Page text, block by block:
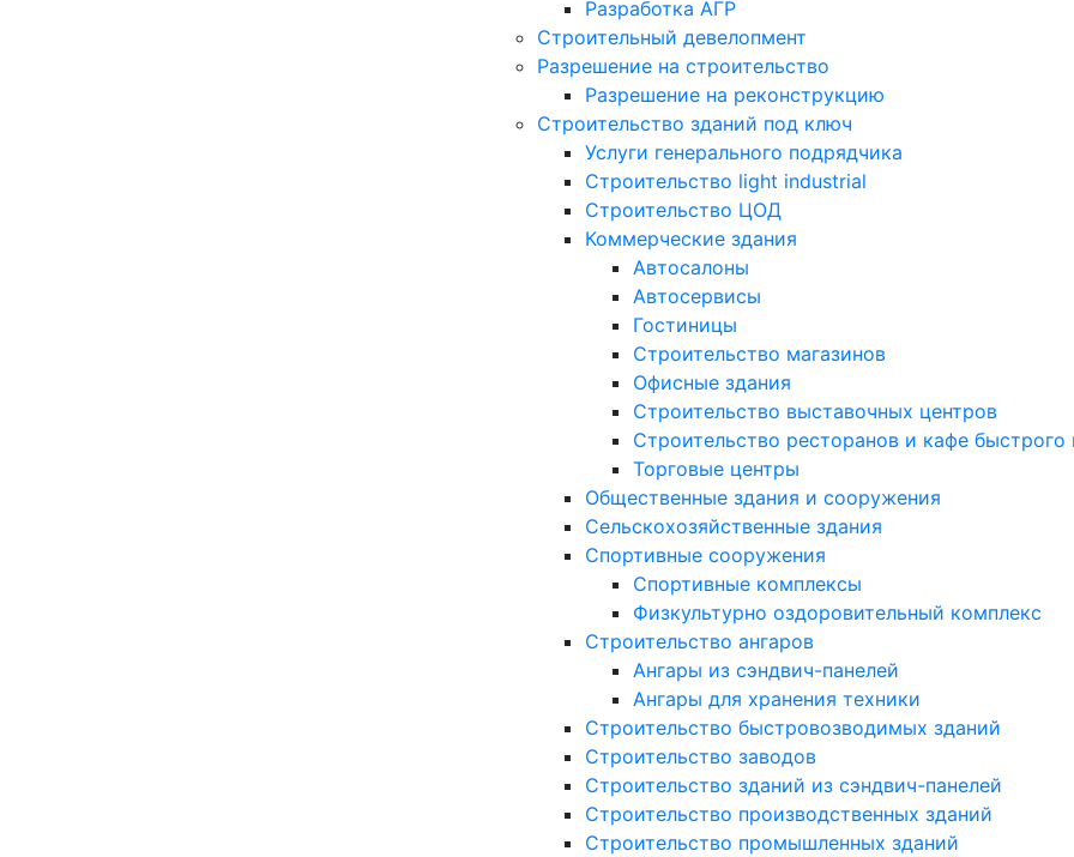
Разработка АГР
Строительный девелопмент
Разрешение на строительство
Разрешение на реконструкцию
Строительство зданий под ключ
Услуги генерального подрядчика
Строительство light industrial
Строительство ЦОД
Коммерческие здания
Автосалоны
Автосервисы
Гостиницы
Строительство магазинов
Офисные здания
Строительство выставочных центров
Строительство ресторанов и кафе быстрого
Торговые центры
Общественные здания и сооружения
Сельскохозяйственные здания
Спортивные сооружения
Спортивные комплексы
Физкультурно оздоровительный комплекс
Строительство ангаров
Ангары из сэндвич-панелей
Ангары для хранения техники
Строительство быстровозводимых зданий
Строительство заводов
Строительство зданий из сэндвич-панелей
Строительство производственных зданий
Строительство промышленных зданий